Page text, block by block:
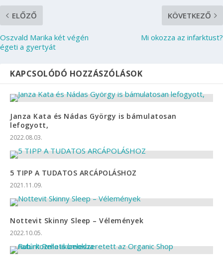
ELŐZŐ
Oszvald Marika két végén
égeti a gyertyát
KÖVETKEZŐ
Mi okozza az infarktust?
KAPCSOLÓDÓ HOZZÁSZÓLÁSOK
Janza Kata és Nádas György is bámulatosan
lefogyott,
2022.08.03.
5 TIPP A TUDATOS ARCÁPOLÁSHOZ
2021.11.09.
Nottevit Skinny Sleep – Vélemények
2022.10.05.